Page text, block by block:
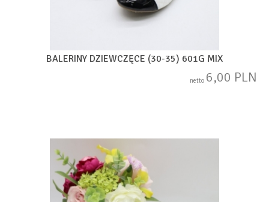
BALERINY DZIEWCZĘCE (30-35) 601G MIX
netto 6,00 PLN